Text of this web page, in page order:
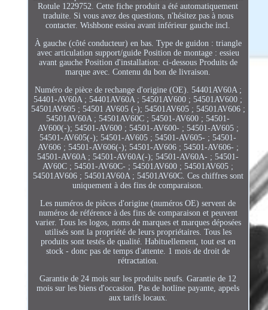
Rotule 1229752. Cette fiche produit a été automatiquement
traduite. Si vous avez des questions, n'hésitez pas à nous
contacter. Wishbone essieu avant inférieur gauche incl.
À gauche (côté conducteur) en bas. Type de guidon : triangle
avec articulation support/guide Position de montage : essieu
avant gauche Position d'installation: ci-dessous Produits de
marque avec. Contenu du bon de livraison.
Numéro de pièce de rechange d'origine (OE). 54401AV60A ;
54401-AV60A ; 54401AV60A ; 54501AV600 ; 54501AV600 ;
54501AV605 ; 54501 AV605 (-); 54501AV605 ; 54501AV606 ;
54501AV60A ; 54501AV60C ; 54501-AV600 ; 54501-
AV600(-); 54501-AV600 ; 54501-AV600- ; 54501-AV605 ;
54501-AV605(-); 54501-AV605 ; 54501-AV605- ; 54501-
AV606 ; 54501-AV606(-); 54501-AV606 ; 54501-AV606- ;
54501-AV60A ; 54501-AV60A(-); 54501-AV60A- ; 54501-
AV60C ; 54501-AV60C- ; 54501AV600 ; 54501AV605 ;
54501AV606 ; 54501AV60A ; 54501AV60C. Ces chiffres sont
uniquement à des fins de comparaison.
Les numéros de pièces d'origine (numéros OE) servent de
numéros de référence à des fins de comparaison et peuvent
varier. Tous les logos, noms de marques et marques déposées
utilisés sont la propriété de leurs propriétaires. Tous les
produits sont testés de qualité. Habituellement, tout est en
stock - donc pas de temps d'attente. 1 mois de droit de
rétractation.
Garantie de 24 mois sur les produits neufs. Garantie de 12
mois sur les biens d'occasion. Pas de hotline payante, appels
aux tarifs locaux.